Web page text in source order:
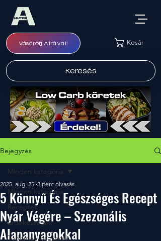
Vásárolj Airával! Kosár
Keresés
Bejegyzés
Minden kategória
Receptek
Érdekességek
Tudományos cikkek
Minden kategória
5 Könnyű És Egészséges Recept
Nyár Végére – Szezonális
Alapanyagokkal
2025. aug. 25. 3 perc olvasás